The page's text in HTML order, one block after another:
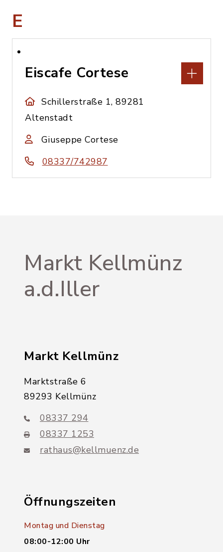
E
Eiscafe Cortese
Schillerstraße 1, 89281
Altenstadt
Giuseppe Cortese
08337/742987
Markt Kellmünz
a.d.Iller
Markt Kellmünz
Marktstraße 6
89293 Kellmünz
08337 294
08337 1253
rathaus@kellmuenz.de
Öffnungszeiten
Montag und Dienstag
08:00-12:00 Uhr